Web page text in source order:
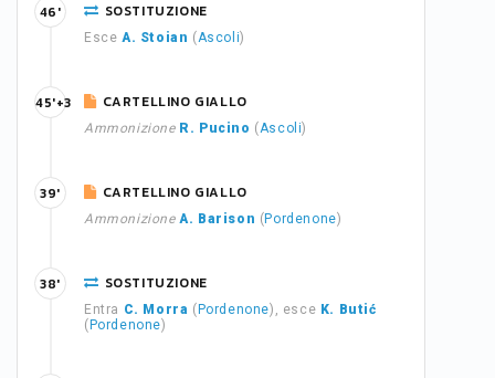
SOSTITUZIONE
Esce A. Stoian (Ascoli)
46'
CARTELLINO GIALLO
Ammonizione R. Pucino (Ascoli)
45'+3
CARTELLINO GIALLO
Ammonizione A. Barison ( Pordenone)
39'
SOSTITUZIONE
Entra C. Morra ( Pordenone), esce K. Butić
( Pordenone)
38'